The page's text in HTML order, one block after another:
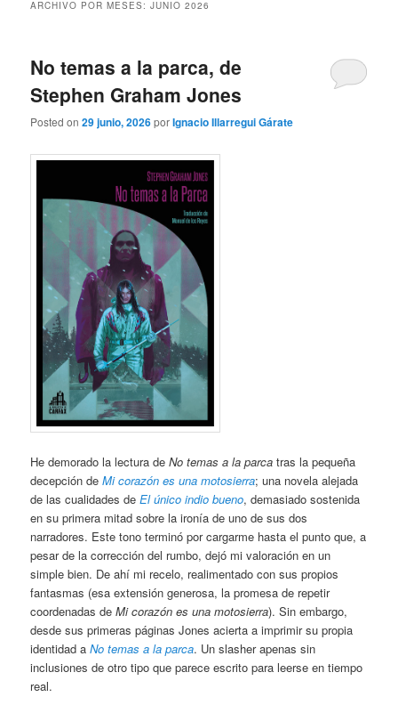
ARCHIVO POR MESES:JUNIO 2026
No temas a la parca, de
Stephen Graham Jones
Posted on29 junio, 2026porIgnacio Illarregui Gárate
He demorado la lectura deNo temas a la parca tras la pequeña
decepción deMi corazón es una motosierra; una novela alejada
de las cualidades deEl único indio bueno, demasiado sostenida
en su primera mitad sobre la ironía de uno de sus dos
narradores. Este tono terminó por cargarme hasta el punto que, a
pesar de la corrección del rumbo, dejó mi valoración en un
simple bien. De ahí mi recelo, realimentado con sus propios
fantasmas (esa extensión generosa, la promesa de repetir
coordenadas deMi corazón es una motosierra). Sin embargo,
desde sus primeras páginas Jones acierta a imprimir su propia
identidad aNo temas a la parca. Un slasher apenas sin
inclusiones de otro tipo que parece escrito para leerse en tiempo
real.